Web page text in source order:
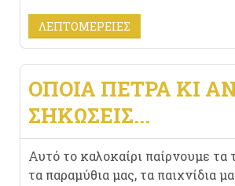
ΛΕΠΤΟΜΈΡΕΙΕΣ
ΟΠΟΙΑ ΠΕΤΡΑ ΚΙ
ΣΗΚΩΣΕΙΣ...
Αυτό το καλοκαίρι παίρνουμε τα
τα παραμύθια μας, τα παιχνίδια